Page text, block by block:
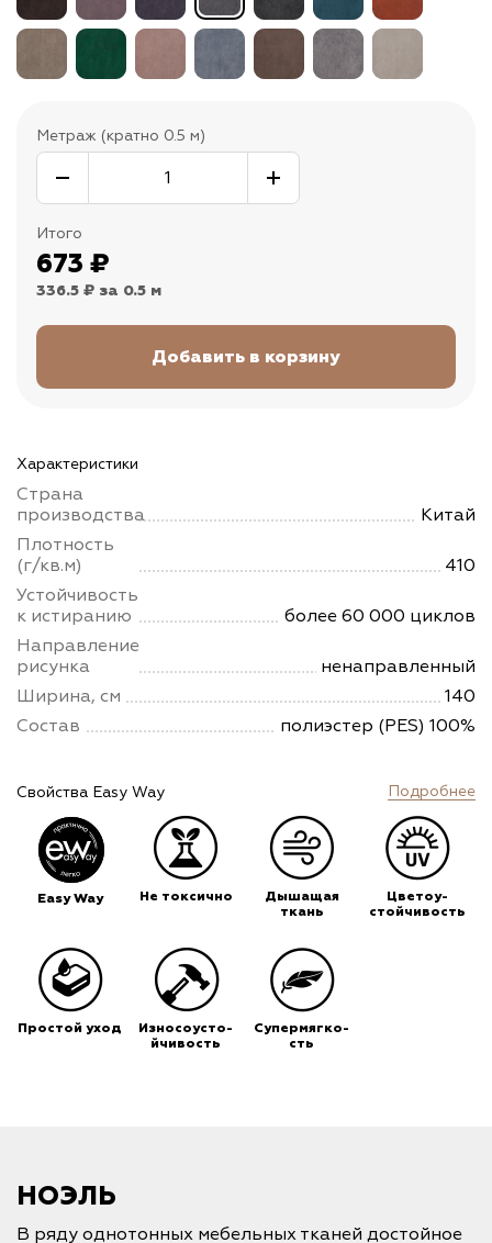
Метраж (кратно 0.5 м)
Итого
673 ₽
336.5 ₽ за 0.5 м
Характеристики
Страна
производства
Китай
Плотность
(г/кв.м)
410
Устойчивость
к истиранию
более 60 000 циклов
Направление
рисунка
ненаправленный
Ширина, см
140
Состав
полиэстер (PES) 100%
Свойства Easy Way Подробнее
Easy Way Не токсично
Дышащая
ткань
Цветоу-
стойчивость
Простой уход
Износоусто-
йчивость
Супермягко-
сть
НОЭЛЬ
В ряду однотонных мебельных тканей достойное